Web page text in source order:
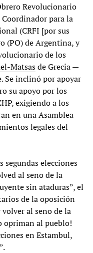
Revolucionario
para la
(CRFI [por sus
(PO) de Argentina, y
de los
Matsasde Grecia —
Se inclinó por apoyar
su apoyo por los
exigiendo a los
en una Asamblea
legales del
segundas elecciones
al seno de la
sin ataduras”, el
de la oposición
al seno de la
opriman al pueblo!
en Estambul,